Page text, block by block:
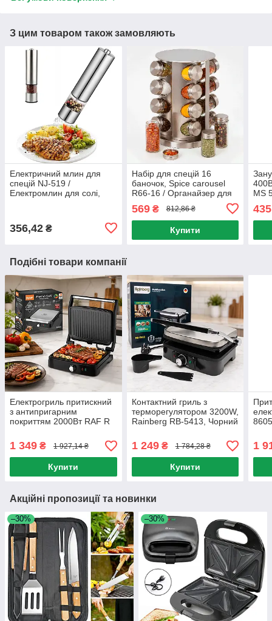
З цим товаром також замовляють
Електричний млин для
спецій NJ-519 /
Електромлин для солі,
356,42 ₴
Набір для спецій 16
баночок, Spice carousel
R66-16 / Органайзер для
підставці / Карусель для
спецій
569₴ 812,86 ₴
Купити
MS
435
Подібні товари компанії
Електрогриль притискний
з антипригарним
покриттям 2000Вт RAF R
Електричний гриль /
Настільний гриль
1 349 ₴ 1 927,14 ₴
Купити
Контактний гриль з
терморегулятором 3200W,
Rainberg RB-5413, Чорний
електрогриль / Настільний
гриль для дому
1 249₴ 1 784,28 ₴
Купити
1
Акційні пропозиції та новинки
–30% –30%